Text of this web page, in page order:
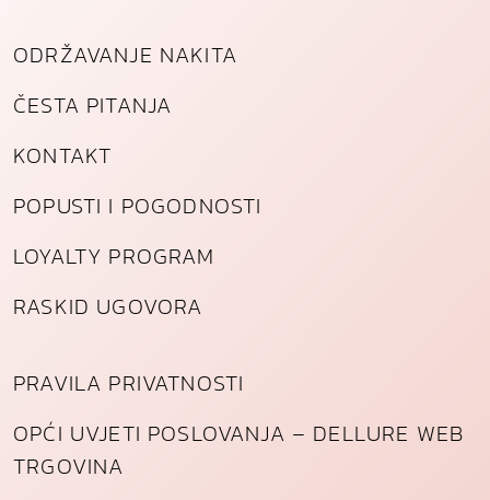
ODRŽAVANJE NAKITA
ČESTA PITANJA
KONTAKT
POPUSTI I POGODNOSTI
LOYALTY PROGRAM
RASKID UGOVORA
PRAVILA PRIVATNOSTI
OPĆI UVJETI POSLOVANJA – DELLURE WEB
TRGOVINA